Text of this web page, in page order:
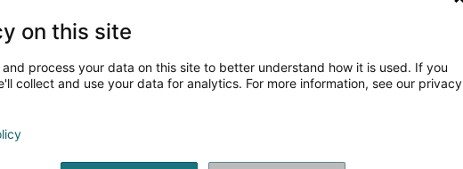
zu Hause zur Verfügung, die in ganz
Unterstützung, Betreuung oder Hilfe in Ihrem Alltag, sei
on this site
and process your data on this site to better understand how it is used. If you
collect and use your data for analytics. For more information, see our privacy